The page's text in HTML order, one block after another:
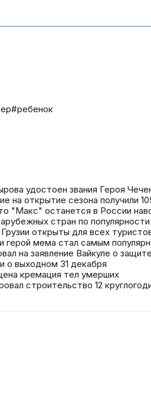
#ребенок
удостоен звания Героя
на открытие сезона получили
"Макс" останется в России
стран по
открыты для всех
герой мема стал самым
на заявление Вайкуле о
о выходном 31 декабря
кремация тел умерших
строительство 12